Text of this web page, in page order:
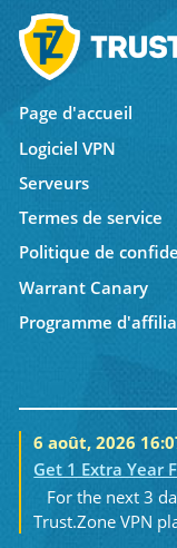
Page d'accueil
Logiciel VPN
Serveurs
Termes de service
Politique de
Warrant Canary
Programme
6 août, 2026
Get 1 Extra Year
For the next 3
Trust.Zone VPN